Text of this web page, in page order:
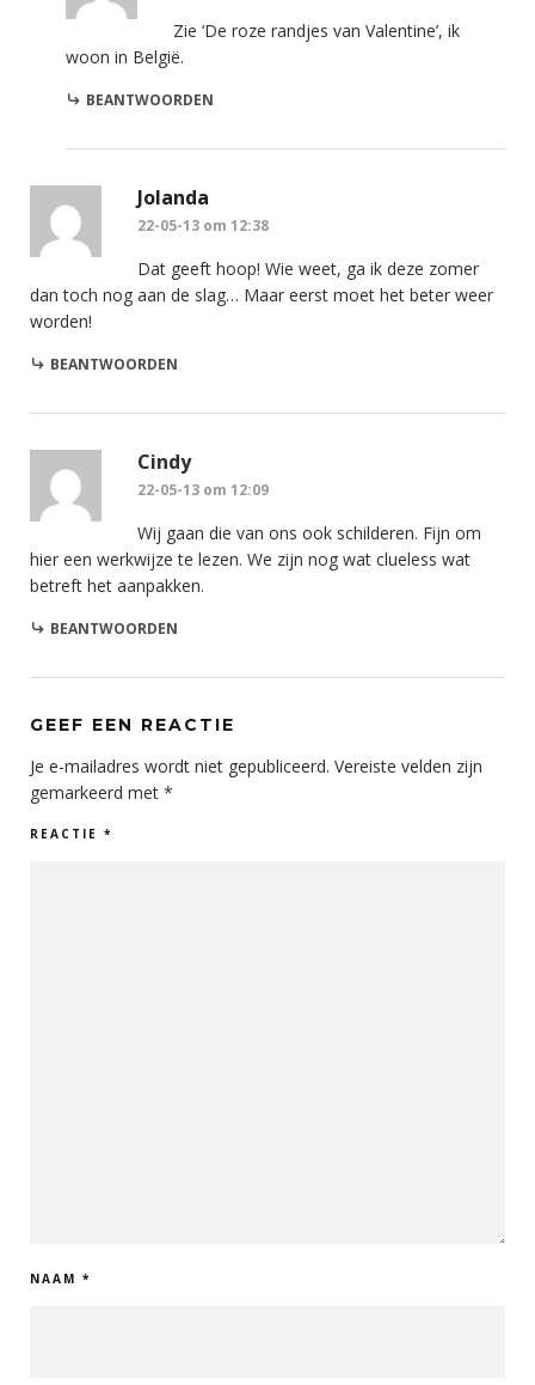
Zie ‘De roze randjes van Valentine’, ik
woon in België.
BEANTWOORDEN
Jolanda
22-05-13 om 12:38
Dat geeft hoop! Wie weet, ga ik deze zomer
dan toch nog aan de slag… Maar eerst moet het beter weer
worden!
BEANTWOORDEN
Cindy
22-05-13 om 12:09
Wij gaan die van ons ook schilderen. Fijn om
hier een werkwijze te lezen. We zijn nog wat clueless wat
betreft het aanpakken.
BEANTWOORDEN
GEEF EEN REACTIE
Je e-mailadres wordt niet gepubliceerd. Vereiste velden zijn
gemarkeerd met *
REACTIE *
NAAM *